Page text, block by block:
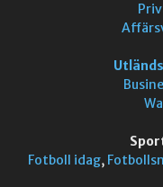
Fotboll idag,